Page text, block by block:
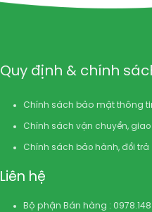
Quy định & chính
Chính sách bảo mật thông
Chính sách vận chuyển,
Chính sách bảo hành, đổi trả
Liên hệ
Bộ phận Bán hàng :